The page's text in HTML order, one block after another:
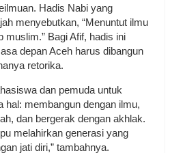
Hadis Nabi yang
menyebutkan, “Menuntut ilmu
muslim.” Bagi Afif, hadis ini
depan Aceh harus dibangun
retorika.
dan pemuda untuk
hal: membangun dengan ilmu,
dan bergerak dengan akhlak.
melahirkan generasi yang
jati diri,” tambahnya.